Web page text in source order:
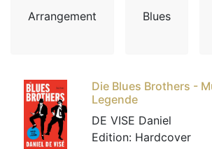
Arrangement Blues
Die Blues Brothers -
Legende
DE VISE Daniel
Edition: Hardcover